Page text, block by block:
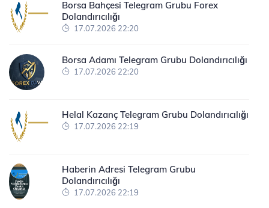
Borsa Bahçesi Telegram Grubu Forex
Dolandırıcılığı
17.07.2026 22:20
Borsa Adamı Telegram Grubu Dolandırıcılığı
17.07.2026 22:20
Helal Kazanç Telegram Grubu Dolandırıcılığı
17.07.2026 22:19
Haberin Adresi Telegram Grubu
Dolandırıcılığı
17.07.2026 22:19